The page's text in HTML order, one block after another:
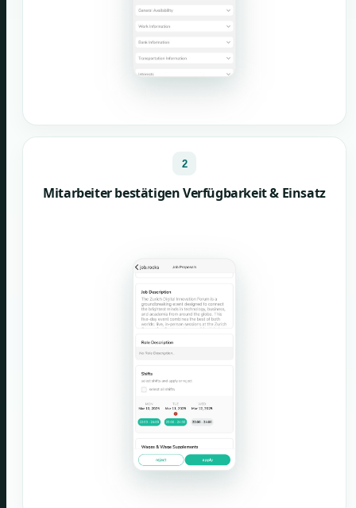
2
Mitarbeiter bestätigen Verfügbarkeit & Einsatz